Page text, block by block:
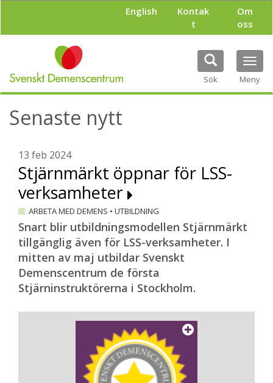
l
English
Kontak
t
Om
oss
Sök Meny
Senaste nytt
13 feb 2024
Stjärnmärkt öppnar för LSS-
verksamheter
ARBETA MED DEMENS • UTBILDNING
Snart blir utbildningsmodellen Stjärnmärkt
tillgänglig även för LSS-verksamheter. I
mitten av maj utbildar Svenskt
Demenscentrum de första
Stjärninstruktörerna i Stockholm.